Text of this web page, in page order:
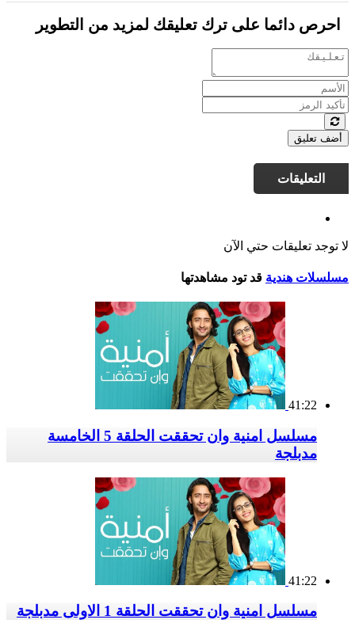
احرص دائما على ترك تعليقك لمزيد من التطوير
أضف تعليق
التعليقات
لا توجد تعليقات حتي الآن
مسلسلات هندية قد تود مشاهدتها
41:22
مسلسل امنية وان تحققت الحلقة 5 الخامسة
مدبلجة
41:22
مسلسل امنية وان تحققت الحلقة 1 الاولى مدبلجة